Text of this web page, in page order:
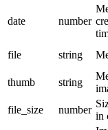
date number
file string
thumb
string
file_size
number
in